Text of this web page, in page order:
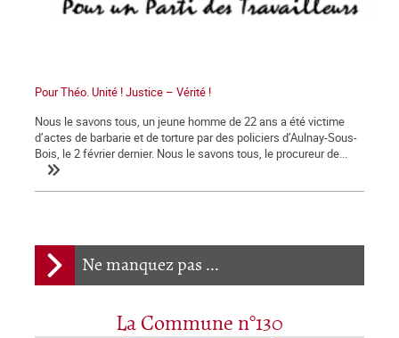
Ne manquez pas ...
La Commune n°130
Pour Théo. Unité ! Justice – Vérité !
Nous le savons tous, un jeune homme de 22 ans a été victime
d’actes de barbarie et de torture par des policiers d’Aulnay-Sous-
Bois, le 2 février dernier. Nous le savons tous, le procureur de...